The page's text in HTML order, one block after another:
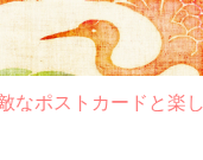
ポストカードと楽し